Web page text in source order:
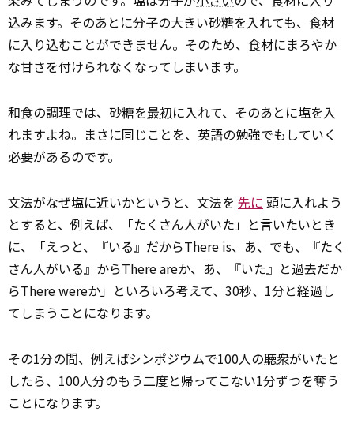
込みます。そのあとに分子の大きい砂糖を入れても、食材
に入り込むことができません。そのため、食材にまろやか
な甘さを付けられなくなってしまいます。
和食の調理では、砂糖を最初に入れて、そのあとに塩を入
れますよね。まさに同じことを、英語の勉強でもしていく
必要があるのです。
文法がなぜ塩に近いかというと、文法を 先に 頭に入れよう
とすると、例えば、「たくさん人がいた」と言いたいとき
に、「えっと、『いる』だからThere is、あ、でも、『たく
さん人がいる』からThere areか、あ、『いた』と過去だか
らThere wereか」といろいろ考えて、30秒、1分と経過し
てしまうことになります。
その1分の間、例えばシンポジウムで100人の聴衆がいたと
したら、100人分のもう二度と帰ってこない1分ずつを奪う
ことになります。